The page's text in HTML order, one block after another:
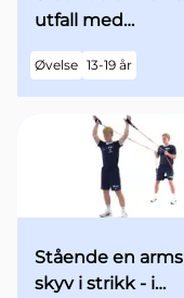
utfall med
utgangsstilling
Øvelse 13-19 år
Stående en arms
skyv i strikk - i